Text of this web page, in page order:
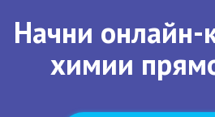
Начни онлайн-
химии